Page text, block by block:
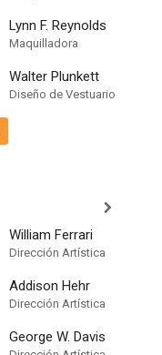
Lynn F. Reynolds
Maquilladora
Walter Plunkett
Diseño de Vestuario
William Ferrari
Dirección Artística
Addison Hehr
Dirección Artística
George W. Davis